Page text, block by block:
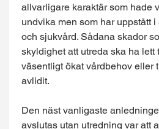
allvarligare karaktär som hade
undvika men som har uppstått
och sjukvård. Sådana skador
skyldighet att utreda ska ha lett
väsentligt ökat vårdbehov eller
avlidit.
Den näst vanligaste
avslutas utan utredning var att